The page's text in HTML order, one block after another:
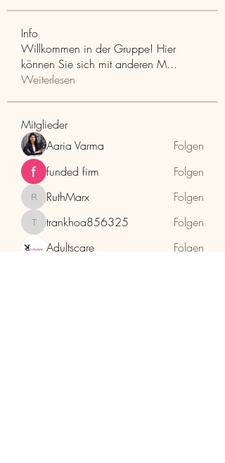
Info
Willkommen in der Gruppe! Hier
können Sie sich mit anderen M...
Weiterlesen
Mitglieder
Aaria Varma
Folgen
funded firm
Folgen
RuthMarx
RuthMarx Folgen
trankhoa856325
trankhoa856325
Folgen
Adultscare
Folgen